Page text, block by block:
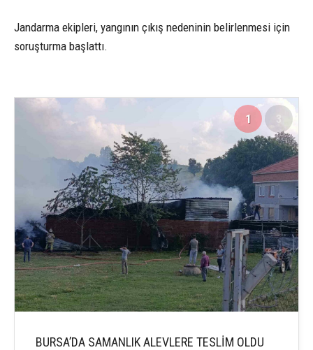
Jandarma ekipleri, yangının çıkış nedeninin belirlenmesi için
soruşturma başlattı.
1
BURSA’DA SAMANLIK ALEVLERE TESLİM OLDU